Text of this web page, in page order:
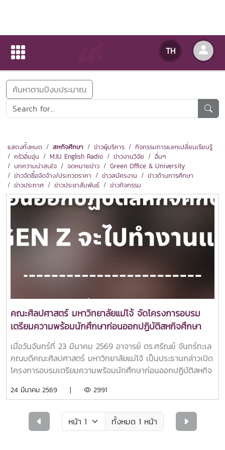
TH
ข่าวสารกิจกรรม
ค้นหาตามปีงบประมาณ
แสดงทั้งหมด สหกิจศึกษา ข่าวผู้บริหาร
กิจกรรมการแลกเปลี่ยนเรียนรู้
ครัวอิ่มอุ่น
MJU English Radio ข่าวงานวิจัย
อื่นๆ
บทความน่าสนใจ
จดหมายข่าว
Green Office & University
ข่าวจัดซื้อจัดจ้าง/ประกวดราคา
ข่าวสมัครงาน
ข่าวด้านการศึกษา
ข่าวประกาศ
ข่าวประชาสัมพันธ์ ข่าวกิจกรรม
คณะศิลปศาสตร์ มหาวิทยาลัยแม่โจ้ จัดโครงการอบรม
เตรียมความพร้อมนักศึกษาก่อนออกปฏิบัติสหกิจศึกษา
ภายใต้หัวข้อ "คน GEN Z จะไปทำงานแล้วนะ"
เมื่อวันจันทร์ที่ 23 มีนาคม 2569 อาจารย์ ดร.ศรัณย์ จันทร์ทะเล
คณบดีคณะศิลปศาสตร์ มหาวิทยาลัยแม่โจ้ เป็นประธานกล่าวเปิด
โครงการอบรมเตรียมความพร้อมนักศึกษาก่อนออกปฏิบัติสหกิจ
301 อาคารเรียนรวม 70 ปี มหาวิทยาลัยแม่โจ้ ภายในกิจกรรมได้
นิรมล โพธิศิริ (พี่อาย), เนตรชนก วานิช (พี่แพร) และฐิติมา วิ
นทะวุธ (พี่แยม) มาร่วมถ่ายทอดประสบการณ์และแนวคิดเกี่ยวกับ
24 มีนาคม 2569 | 2991
ทั้งหมด 1 หน้า